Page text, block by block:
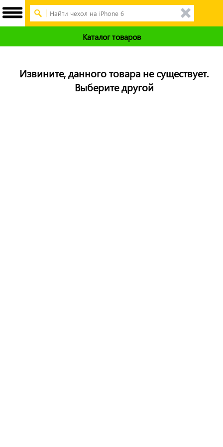
Каталог товаров
Извините, данного товара не существует.
Выберите другой